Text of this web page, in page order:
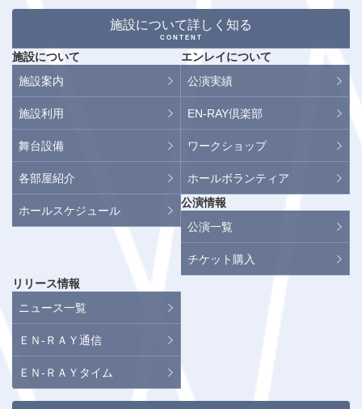
施設について詳しく知る
CONTENT
施設について
施設案内
施設利用
舞台設備
各部屋紹介
ホールスケジュール
エンレイについて
公演実績
EN-RAY倶楽部
ワークショップ
ホールボランティア
公演情報
公演一覧
チケット購入
リリース情報
ニュース一覧
ＥＮ-ＲＡＹ通信
ＥＮ-ＲＡＹタイム